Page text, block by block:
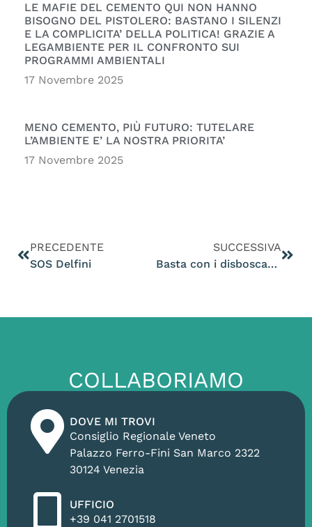
LE MAFIE DEL CEMENTO QUI NON HANNO
BISOGNO DEL PISTOLERO: BASTANO I SILENZI
E LA COMPLICITA’ DELLA POLITICA! GRAZIE A
LEGAMBIENTE PER IL CONFRONTO SUI
PROGRAMMI AMBIENTALI
17 Novembre 2025
MENO CEMENTO, PIÙ FUTURO: TUTELARE
L’AMBIENTE E’ LA NOSTRA PRIORITA’
17 Novembre 2025
PRECEDENTE
SOS Delfini
SUCCESSIVA
Basta con i disboscamenti! Pensiamo all’ambiente, alla nostra salute e alle nostre colline!
COLLABORIAMO
DOVE MI TROVI
Consiglio Regionale Veneto
Palazzo Ferro-Fini San Marco 2322
30124 Venezia
UFFICIO
+39 041 2701518